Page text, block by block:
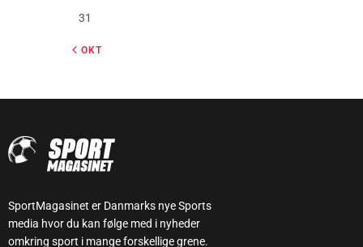
31
« OKT
SportMagasinet er Danmarks nye Sports
media hvor du kan følge med i nyheder
omkring sport i mange forskellige grene.